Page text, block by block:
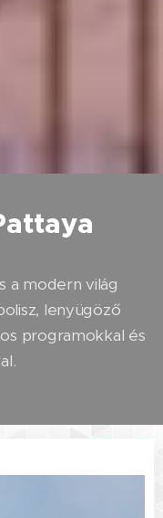
a modern világ
lenyügöző
programokkal és